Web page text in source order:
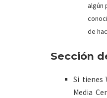
algún
de
Sección
Si tienes
Media